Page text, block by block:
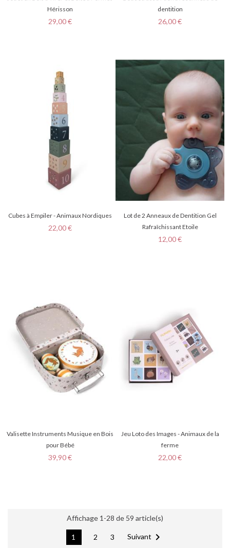
Hérisson
Prix
29,00 €
dentition
Prix
26,00 €
Cubes à Empiler - Animaux Nordiques
Prix
22,00 €
Lot de 2 Anneaux de Dentition Gel
Rafraîchissant Etoile
Prix
12,00 €
Valisette Instruments Musique en Bois
pour Bébé
Prix
39,90 €
Jeu Loto des Images - Animaux de la
ferme
Prix
22,00 €
Affichage 1-28 de 59 article(s)
1 2 3 Suivant 